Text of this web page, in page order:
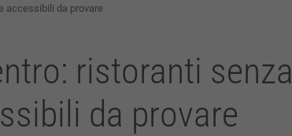
accessibili da provare
ristoranti senza
da provare